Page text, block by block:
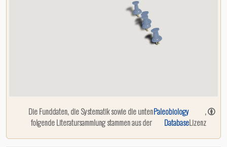
Die Funddaten, die Systematik sowie die unten
folgende Literatursammlung stammen aus der
Paleobiology
Database
,
Lizenz